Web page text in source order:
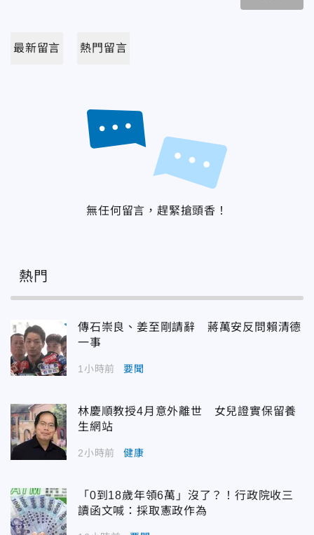
最新留言 熱門留言
無任何留言，趕緊搶頭香！
熱門
傳石崇良、姜至剛請辭 蔣萬安反問賴清德
一事
1小時前 要聞
林慶順教授4月意外離世 女兒證實保留養
生網站
2小時前 健康
「0到18歲年領6萬」沒了？！行政院收三
讀函文喊：採取憲政作為